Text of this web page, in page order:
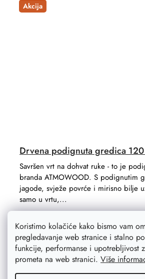
Koristimo kolačiće kako bismo vam
pregledavanje web stranice i stalno
funkcije, performanse i upotrebljivost
prometa na web stranici. Više
Akcija
Drvena podignuta gredica
Savršen vrt na dohvat ruke - to je
branda ATMOWOOD. S podignutim
jagode, svježe povrće i mirisno bilje
samo u vrtu,...